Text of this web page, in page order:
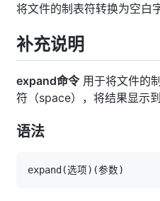
将文件的制表符转换为空白
补充说明
expand命令用于将文件的
符（space），将结果显示
语法
expand (选项) (参数)